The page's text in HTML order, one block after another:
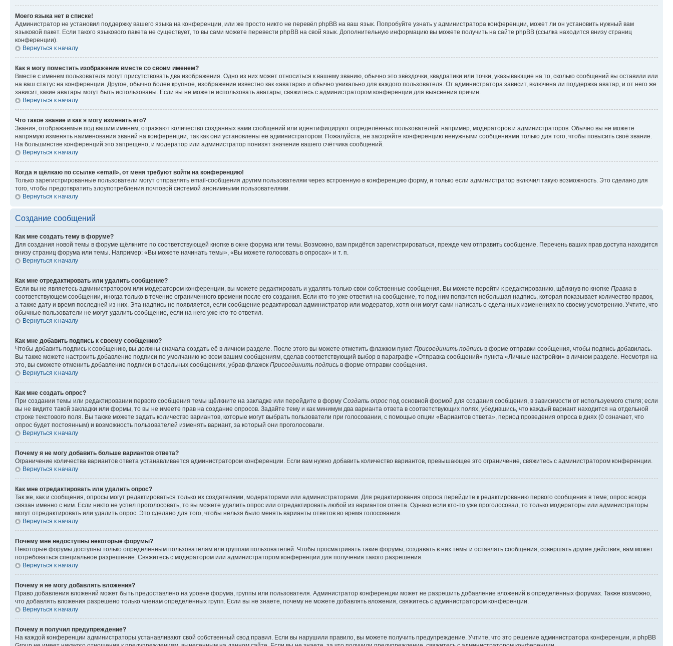
Моего языка нет в списке!
Администратор не установил поддержку вашего языка на конференции, или же просто никто не перевёл phpBB на ваш язык. Попробуйте узнать у администратора конференции, может ли он установить нужный вам
языковой пакет. Если такого языкового пакета не существует, то вы сами можете перевести phpBB на свой язык. Дополнительную информацию вы можете получить на сайте phpBB (ссылка находится внизу страниц
конференции).
Вернуться к началу
Как я могу поместить изображение вместе со своим именем?
Вместе с именем пользователя могут присутствовать два изображения. Одно из них может относиться к вашему званию, обычно это звёздочки, квадратики или точки, указывающие на то, сколько сообщений вы оставили или
на ваш статус на конференции. Другое, обычно более крупное, изображение известно как «аватара» и обычно уникально для каждого пользователя. От администратора зависит, включена ли поддержка аватар, и от него же
зависит, какие аватары могут быть использованы. Если вы не можете использовать аватары, свяжитесь с администратором конференции для выяснения причин.
Вернуться к началу
Что такое звание и как я могу изменить его?
Звания, отображаемые под вашим именем, отражают количество созданных вами сообщений или идентифицируют определённых пользователей: например, модераторов и администраторов. Обычно вы не можете
напрямую изменять наименования званий на конференции, так как они установлены её администратором. Пожалуйста, не засоряйте конференцию ненужными сообщениями только для того, чтобы повысить своё звание.
На большинстве конференций это запрещено, и модератор или администратор понизят значение вашего счётчика сообщений.
Вернуться к началу
Когда я щёлкаю по ссылке «email», от меня требуют войти на конференцию!
Только зарегистрированные пользователи могут отправлять email-сообщения другим пользователям через встроенную в конференцию форму, и только если администратор включил такую возможность. Это сделано для
того, чтобы предотвратить злоупотребления почтовой системой анонимными пользователями.
Вернуться к началу
Создание сообщений
Как мне создать тему в форуме?
Для создания новой темы в форуме щёлкните по соответствующей кнопке в окне форума или темы. Возможно, вам придётся зарегистрироваться, прежде чем отправить сообщение. Перечень ваших прав доступа находится
внизу страниц форума или темы. Например: «Вы можете начинать темы», «Вы можете голосовать в опросах» и т. п.
Вернуться к началу
Как мне отредактировать или удалить сообщение?
Если вы не являетесь администратором или модератором конференции, вы можете редактировать и удалять только свои собственные сообщения. Вы можете перейти к редактированию, щёлкнув по кнопке Правка в
соответствующем сообщении, иногда только в течение ограниченного времени после его создания. Если кто-то уже ответил на сообщение, то под ним появится небольшая надпись, которая показывает количество правок,
а также дату и время последней из них. Эта надпись не появляется, если сообщение редактировал администратор или модератор, хотя они могут сами написать о сделанных изменениях по своему усмотрению. Учтите, что
обычные пользователи не могут удалить сообщение, если на него уже кто-то ответил.
Вернуться к началу
Как мне добавить подпись к своему сообщению?
Чтобы добавить подпись к сообщению, вы должны сначала создать её в личном разделе. После этого вы можете отметить флажком пункт Присоединить подпись в форме отправки сообщения, чтобы подпись добавилась.
Вы также можете настроить добавление подписи по умолчанию ко всем вашим сообщениям, сделав соответствующий выбор в параграфе «Отправка сообщений» пункта «Личные настройки» в личном разделе. Несмотря на
это, вы сможете отменить добавление подписи в отдельных сообщениях, убрав флажок Присоединить подпись в форме отправки сообщения.
Вернуться к началу
Как мне создать опрос?
При создании темы или редактировании первого сообщения темы щёлкните на закладке или перейдите в форму Создать опрос под основной формой для создания сообщения, в зависимости от используемого стиля; если
вы не видите такой закладки или формы, то вы не имеете прав на создание опросов. Задайте тему и как минимум два варианта ответа в соответствующих полях, убедившись, что каждый вариант находится на отдельной
строке текстового поля. Вы также можете задать количество вариантов, которые могут выбрать пользователи при голосовании, с помощью опции «Вариантов ответа», период проведения опроса в днях (0 означает, что
опрос будет постоянным) и возможность пользователей изменять вариант, за который они проголосовали.
Вернуться к началу
Почему я не могу добавить больше вариантов ответа?
Ограничение количества вариантов ответа устанавливается администратором конференции. Если вам нужно добавить количество вариантов, превышающее это ограничение, свяжитесь с администратором конференции.
Вернуться к началу
Как мне отредактировать или удалить опрос?
Так же, как и сообщения, опросы могут редактироваться только их создателями, модераторами или администраторами. Для редактирования опроса перейдите к редактированию первого сообщения в теме; опрос всегда
связан именно с ним. Если никто не успел проголосовать, то вы можете удалить опрос или отредактировать любой из вариантов ответа. Однако если кто-то уже проголосовал, то только модераторы или администраторы
могут отредактировать или удалить опрос. Это сделано для того, чтобы нельзя было менять варианты ответов во время голосования.
Вернуться к началу
Почему мне недоступны некоторые форумы?
Некоторые форумы доступны только определённым пользователям или группам пользователей. Чтобы просматривать такие форумы, создавать в них темы и оставлять сообщения, совершать другие действия, вам может
потребоваться специальное разрешение. Свяжитесь с модератором или администратором конференции для получения такого разрешения.
Вернуться к началу
Почему я не могу добавлять вложения?
Право добавления вложений может быть предоставлено на уровне форума, группы или пользователя. Администратор конференции может не разрешить добавление вложений в определённых форумах. Также возможно,
что добавлять вложения разрешено только членам определённых групп. Если вы не знаете, почему не можете добавлять вложения, свяжитесь с администратором конференции.
Вернуться к началу
Почему я получил предупреждение?
На каждой конференции администраторы устанавливают свой собственный свод правил. Если вы нарушили правило, вы можете получить предупреждение. Учтите, что это решение администратора конференции, и phpBB